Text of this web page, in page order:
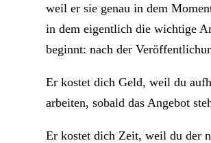
weil er sie genau in dem
in dem eigentlich die wichtige
beginnt: nach der
Er kostet dich Geld, weil du
arbeiten, sobald das Angebot
Er kostet dich Zeit, weil du der